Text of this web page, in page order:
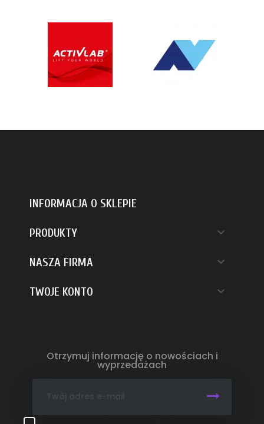
INFORMACJA O SKLEPIE
PRODUKTY 
NASZA FIRMA 
TWOJE KONTO 
Otrzymuj informację o nowościach i
wyprzedażach